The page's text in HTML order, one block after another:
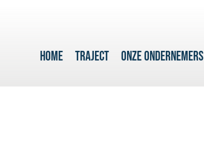
HOME TRAJECT ONZE ONDERNEMERS